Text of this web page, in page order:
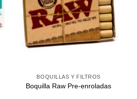
Agregar
a
Favoritos
BOQUILLAS Y FILTROS
Boquilla Raw Pre-enroladas